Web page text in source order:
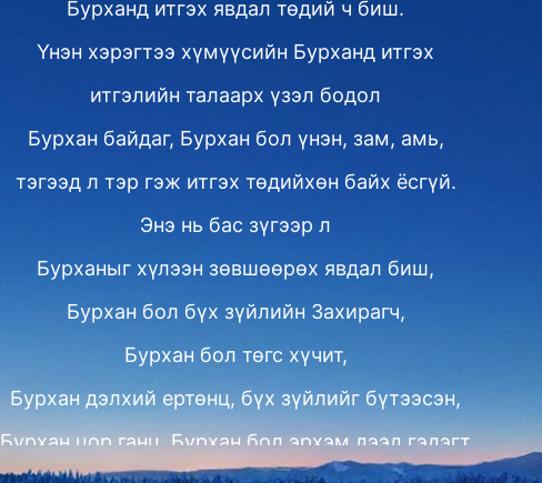
Бурханд итгэх явдал төдий ч биш.
Үнэн хэрэгтээ хүмүүсийн Бурханд итгэх
итгэлийн талаарх үзэл бодол
Бурхан байдаг, Бурхан бол үнэн, зам, амь,
тэгээд л тэр гэж итгэх төдийхөн байх ёсгүй.
Энэ нь бас зүгээр л
Бурханыг хүлээн зөвшөөрөх явдал биш,
Бурхан бол бүх зүйлийн Захирагч,
Бурхан бол төгс хүчит,
Бурхан дэлхий ертөнц, бүх зүйлийг бүтээсэн,
Бурхан цор ганц, Бурхан бол эрхэм дээд гэдэгт